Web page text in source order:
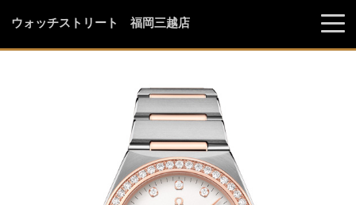
ウォッチストリート 福岡三越店